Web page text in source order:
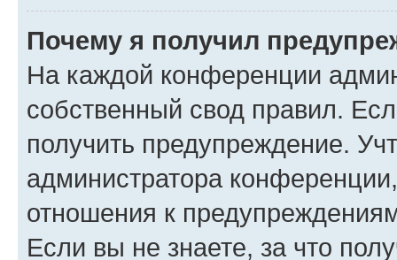
Почему я получил
На каждой конференции
собственный свод правил.
получить предупреждение.
администратора
отношения к
Если вы не знаете, за что